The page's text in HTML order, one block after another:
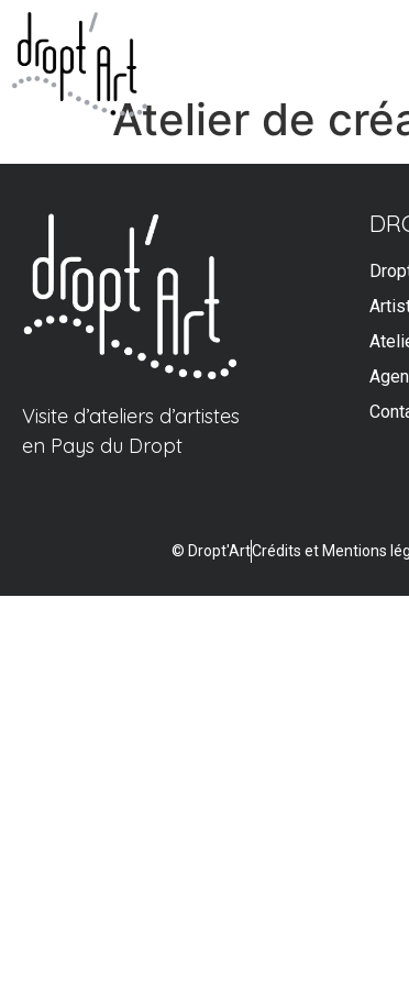
Atelier de
Visite d’ateliers d’artistes
en Pays du Dropt
© Dropt'ArtCrédits et Mentions